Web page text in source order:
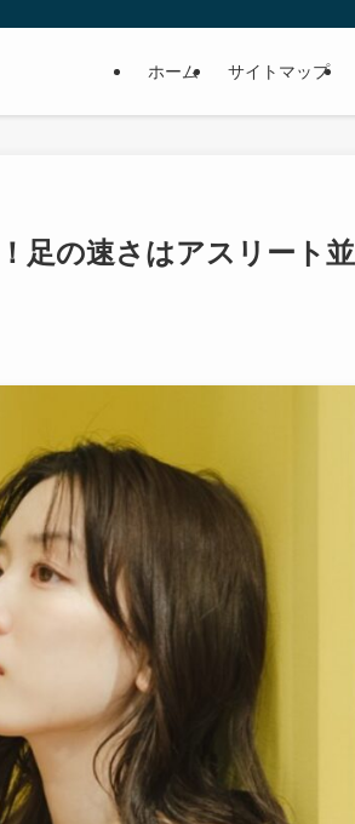
ホーム サイトマップ
足の速さはアスリート並